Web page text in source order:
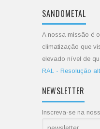
SANDOMETAL
A nossa missão é
climatização que
elevado nível de
RAL - Resolução
NEWSLETTER
Inscreva-se na